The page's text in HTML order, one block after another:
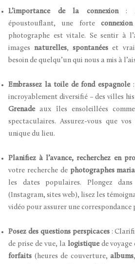
L’importance de la connexion:
époustouflant, une forte
photographe est vitale. Se sentir à
imagesnaturelles,spontanées et
besoin de quelqu’un qui nous a mis à
Embrassez la toile de fond espagnole:
incroyablement diversifié – des villes
Grenadeaux îles ensoleillées
spectaculaires. Assurez-vous que
unique du lieu.
Planifiez à l’avance, recherchez en
votre recherche de photographes
les dates populaires. Plongez
(Instagram, sites web), lisez les
vidéo pour assurer une correspondance
Posez des questions perspicaces:
de prise de vue, la logistiquede voyage
forfaits (heures de couverture,albums